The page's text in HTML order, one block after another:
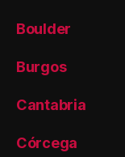
Boulder
Burgos
Cantabria
Córcega